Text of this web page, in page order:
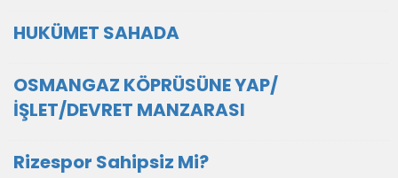
HUKÜMET SAHADA
OSMANGAZ KÖPRÜSÜNE YAP/
İŞLET/DEVRET MANZARASI
Rizespor Sahipsiz Mi?